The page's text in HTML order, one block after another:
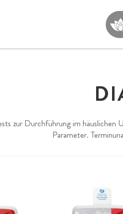
zur Durchführung im häuslichen
Parameter.